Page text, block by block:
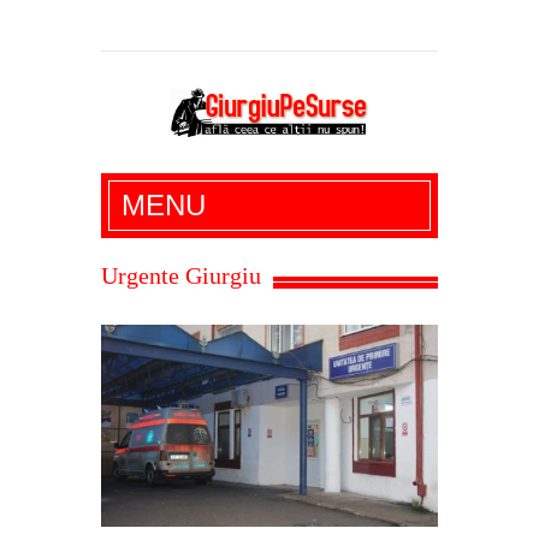
Giurgiu Pe Surse – actualitate giurgiu,
administratie giurgiu, stiri politice, social
economic, editoriale giurgiu, dezvaluiri,
MENU
Urgente Giurgiu